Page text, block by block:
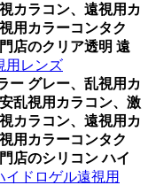
カラコン、遠視用カ
用カラーコンタク
店のクリア透明 遠
用レンズ
ー グレー、乱視用カ
乱視用カラコン、激
カラコン、遠視用カ
用カラーコンタク
店のシリコン ハイ
イドロゲル遠視用